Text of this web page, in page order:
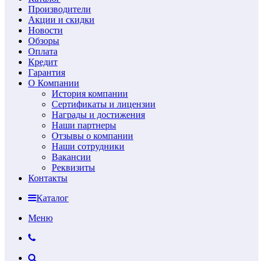
Производители
Акции и скидки
Новости
Обзоры
Оплата
Кредит
Гарантия
О Компании
История компании
Сертификаты и лицензии
Награды и достижения
Наши партнеры
Отзывы о компании
Наши сотрудники
Вакансии
Реквизиты
Контакты
Каталог
Меню